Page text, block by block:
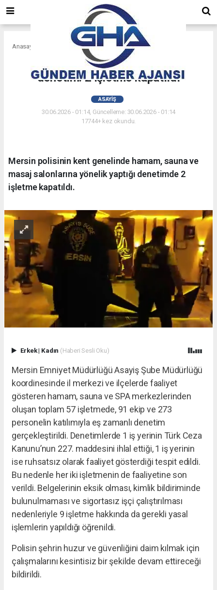
Anasayfa
Hamam ve masaj salonlarına
denetim: 2 işletme kapatıldı
ASAYIŞ
30.06.2026 - 01:14, Güncelleme: 30.06.2026 - 01:14
17744+ kez okundu.
Mersin polisinin kent genelinde hamam, sauna ve
masaj salonlarına yönelik yaptığı denetimde 2
işletme kapatıldı.
Erkek| Kadın (Haberi Sesli Oku)
Mersin Emniyet Müdürlüğü Asayiş Şube Müdürlüğü
koordinesinde il merkezi ve ilçelerde faaliyet
gösteren hamam, sauna ve SPA merkezlerinden
oluşan toplam 57 işletmede, 91 ekip ve 273
personelin katılımıyla eş zamanlı denetim
gerçekleştirildi. Denetimlerde 1 iş yerinin Türk Ceza
Kanunu’nun 227. maddesini ihlal ettiği, 1 iş yerinin
ise ruhsatsız olarak faaliyet gösterdiği tespit edildi.
Bu nedenle her iki işletmenin de faaliyetine son
verildi. Belgelerinin eksik olması, kimlik bildiriminde
bulunulmaması ve sigortasız işçi çalıştırılması
nedenleriyle 9 işletme hakkında da gerekli yasal
işlemlerin yapıldığı öğrenildi.
Polisin şehrin huzur ve güvenliğini daim kılmak için
çalışmalarını kesintisiz bir şekilde devam ettireceği
bildirildi.